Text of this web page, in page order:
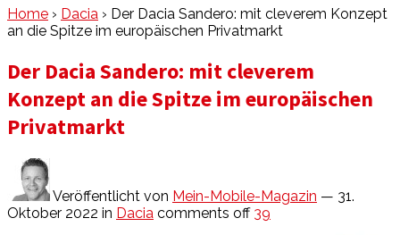
Home › Dacia › Der Dacia Sandero: mit cleverem Konzept
an die Spitze im europäischen Privatmarkt
Der Dacia Sandero: mit cleverem
Konzept an die Spitze im europäischen
Privatmarkt
Veröffentlicht von Mein-Mobile-Magazin — 31.
Oktober 2022 in Dacia comments off 39